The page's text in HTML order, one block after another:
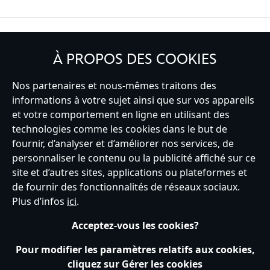
France
Service clients Conditions d’utilisation
Trouver un magasin
Plan du site
Règles de respect de la vie privée
Politique de cookies
Notice relative à la confidentialité
Conditions générales de vente
À PROPOS DES COOKIES
Nos partenaires et nous-mêmes traitons des
informations à votre sujet ainsi que sur vos appareils
et votre comportement en ligne en utilisant des
technologies comme les cookies dans le but de
fournir, d’analyser et d’améliorer nos services, de
personnaliser le contenu ou la publicité affiché sur ce
site et d’autres sites, applications ou plateformes et
de fournir des fonctionnalités de réseaux sociaux.
Plus d’infos ici.
Acceptez-vous les cookies?
Pour modifier les paramètres relatifs aux cookies,
cliquez sur Gérer les cookies